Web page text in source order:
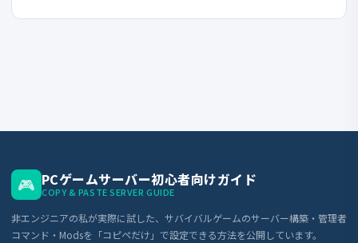
🎮 PCゲームサーバー初心者向けガイド
COPY & PASTE SERVER GUIDE
非エンジニアの私が実際に試した、サバイバルゲームのサーバー構築・管理者
コマンド・Modsを「コピペだけ」で設定できる方法を公開しています。